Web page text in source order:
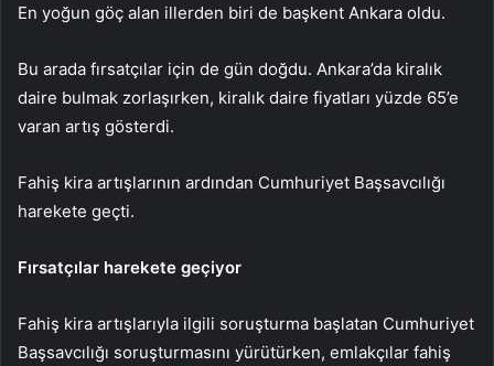
En yoğun göç alan illerden biri de başkent Ankara oldu.
Bu arada fırsatçılar için de gün doğdu. Ankara’da kiralık
daire bulmak zorlaşırken, kiralık daire fiyatları yüzde 65’e
varan artış gösterdi.
Fahiş kira artışlarının ardından Cumhuriyet Başsavcılığı
harekete geçti.
Fırsatçılar harekete geçiyor
Fahiş kira artışlarıyla ilgili soruşturma başlatan Cumhuriyet
Başsavcılığı soruşturmasını yürütürken, emlakçılar fahiş